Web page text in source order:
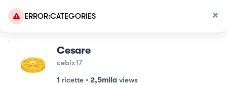
ERROR:CATEGORIES
Cesare
cebix17
1 ricette • 2,5mila views